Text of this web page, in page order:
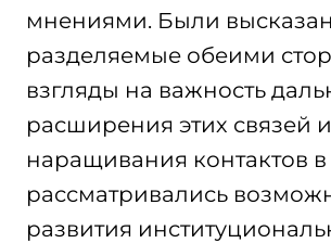
мнениями. Были
разделяемые обеими
взгляды на важность
расширения этих связей и
наращивания контактов
рассматривались
развития